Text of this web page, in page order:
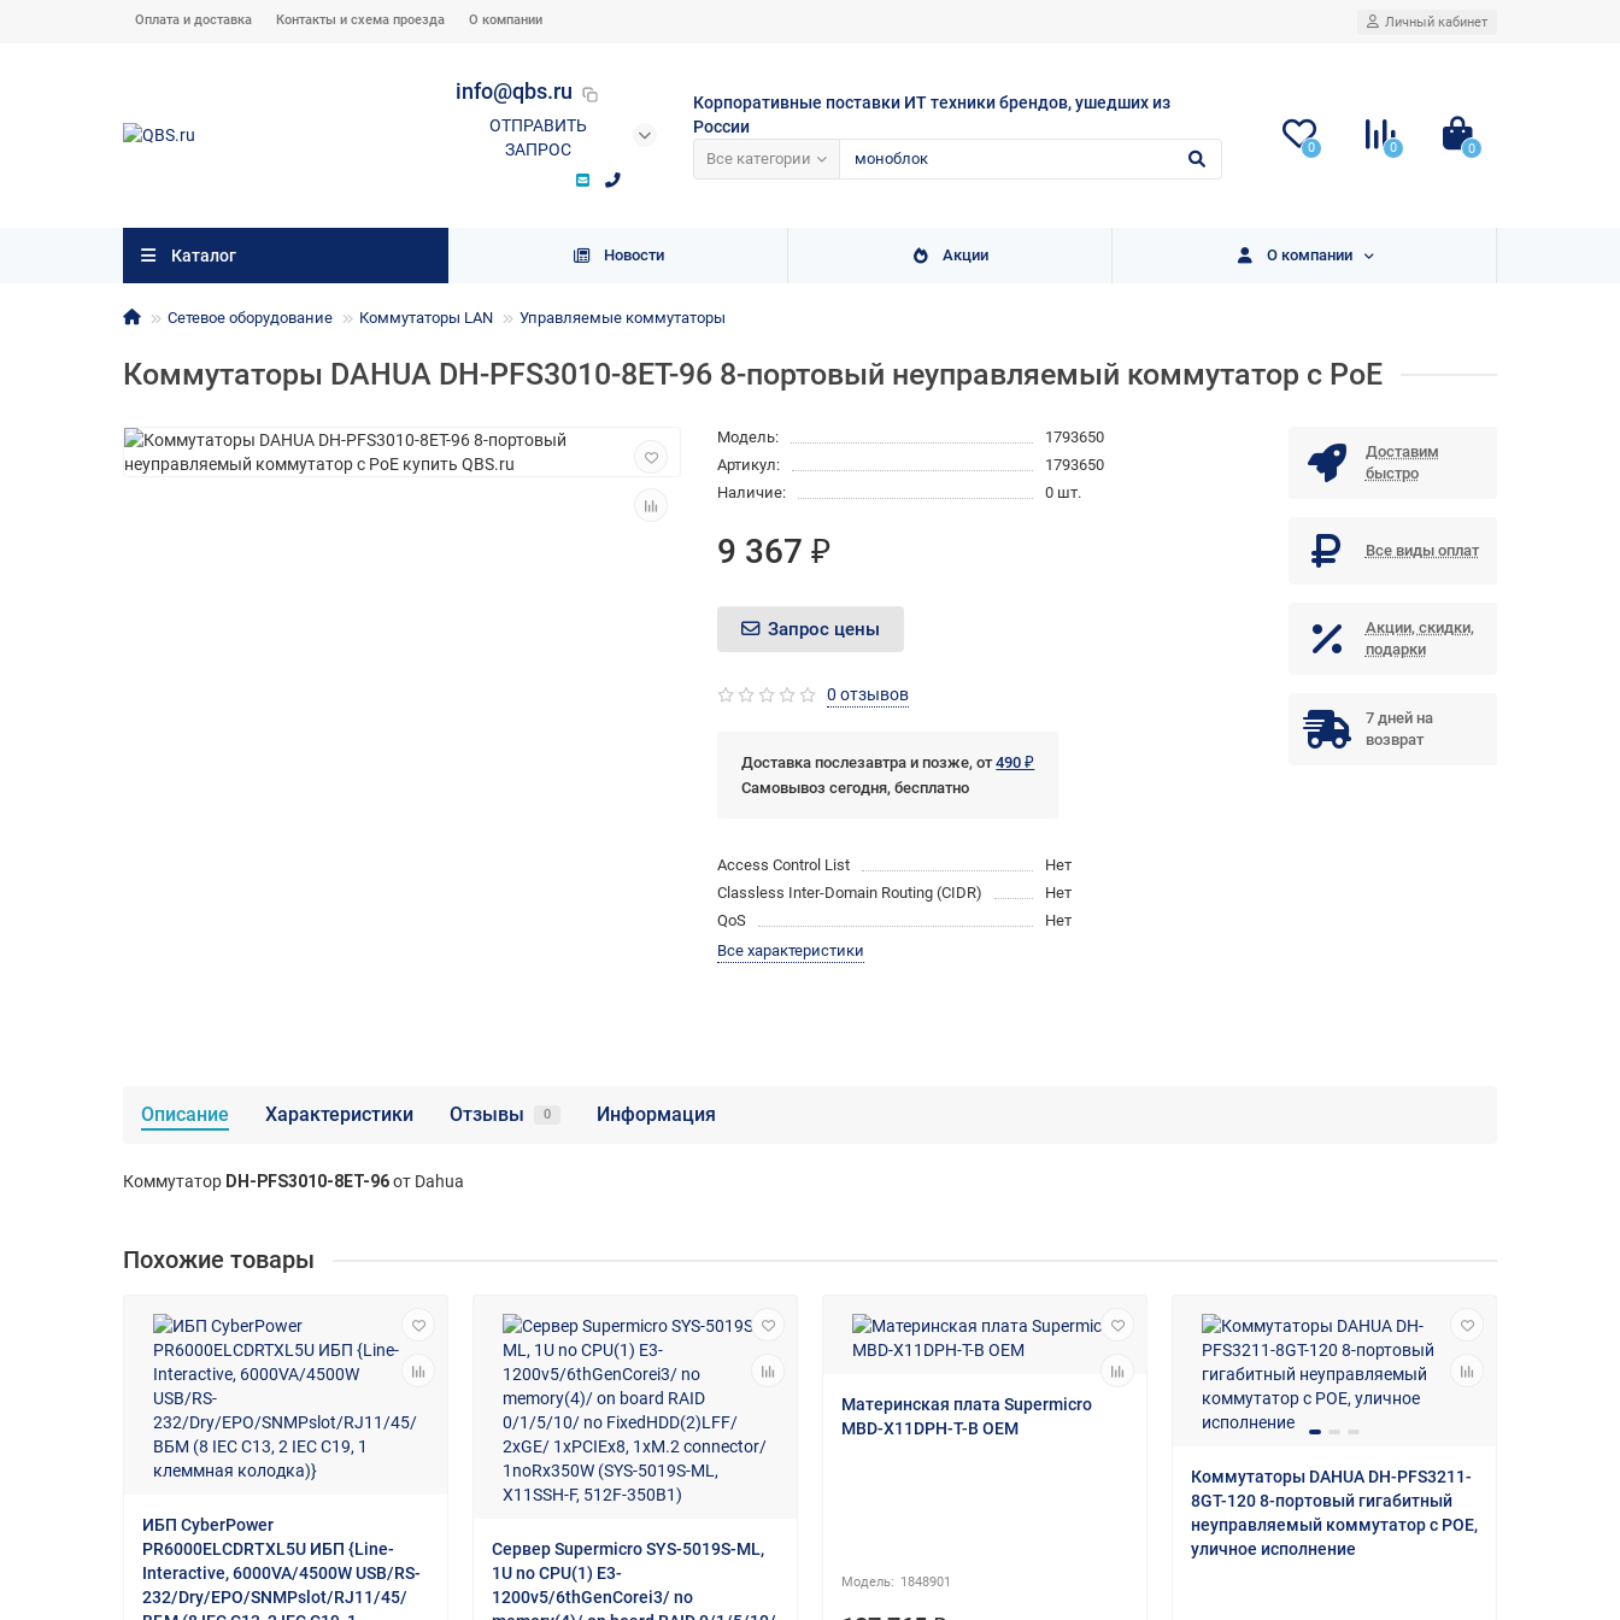
Оплата и доставка Контакты и схема проезда О компании Личный кабинет
Корпоративные поставки ИТ техники брендов, ушедших из
России
Все категории
info@qbs.ru
ОТПРАВИТЬ
ЗАПРОС
0 0 0
Каталог Новости Акции О компании
Сетевое оборудование Коммутаторы LAN Управляемые коммутаторы
Коммутаторы DAHUA DH-PFS3010-8ET-96 8-портовый неуправляемый коммутатор с РоЕ
Модель:
1793650
Артикул:
1793650
Наличие:
0 шт.
9 367 ₽
Запрос цены
0 отзывов
Доставка послезавтра и позже, от490 ₽
Самовывоз сегодня, бесплатно
Access Control List
Нет
Classless Inter-Domain Routing (CIDR)
Нет
QoS
Нет
Все характеристики
Доставим
быстро
Все виды оплат
Акции, скидки,
подарки
7 дней на
возврат
Описание Характеристики Отзывы 0 Информация
Коммутатор DH-PFS3010-8ET-96от Dahua
Похожие товары
ИБП CyberPower
PR6000ELCDRTXL5U ИБП {Line-
Interactive, 6000VA/4500W USB/RS-
232/Dry/EPO/SNMPslot/RJ11/45/
Сервер Supermicro SYS-5019S-ML,
1U no CPU(1) E3-
1200v5/6thGenCorei3/ no
Материнская плата Supermicro
MBD-X11DPH-T-B OEM
1848901
Коммутаторы DAHUA DH-PFS3211-
8GT-120 8-портовый гигабитный
неуправляемый коммутатор с РОЕ,
уличное исполнение